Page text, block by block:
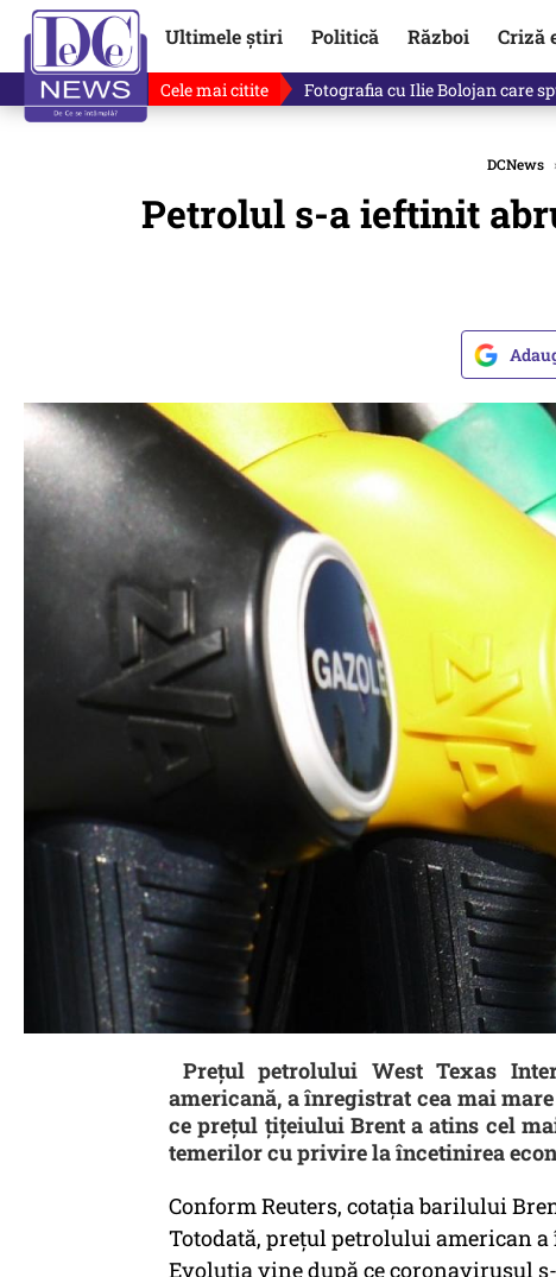
Ultimele știri Politică Război Criză
Cele mai citite Lucruri neștiute despre Mihai
DCNews ›
Petrolul s-a ieftinit
Preţul petrolului West Texas
americană, a înregistrat cea mai
ce preţul ţiţeiului Brent a atins cel
temerilor cu privire la încetinirea
Conform Reuters, cotaţia barilului
Totodată, preţul petrolului american
Evoluţia vine după ce coronavirusul